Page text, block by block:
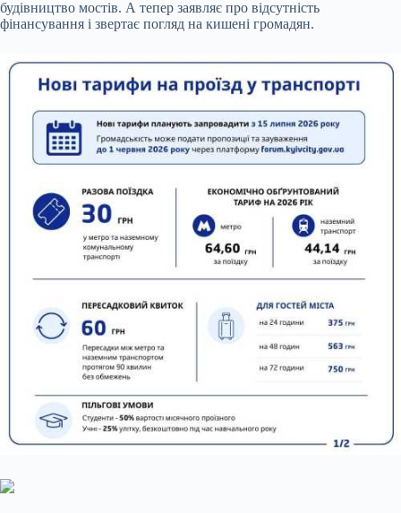
будівництво мостів. А тепер заявляє про відсутність
фінансування і звертає погляд на кишені громадян.